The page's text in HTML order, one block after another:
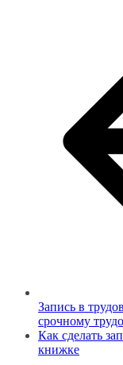
Запись в
срочному
Как сделать
книжке